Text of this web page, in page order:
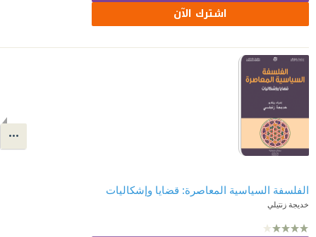
اشترك الآن
الفلسفة السياسية المعاصرة: قضايا وإشكاليات
خديجة زنتيلي